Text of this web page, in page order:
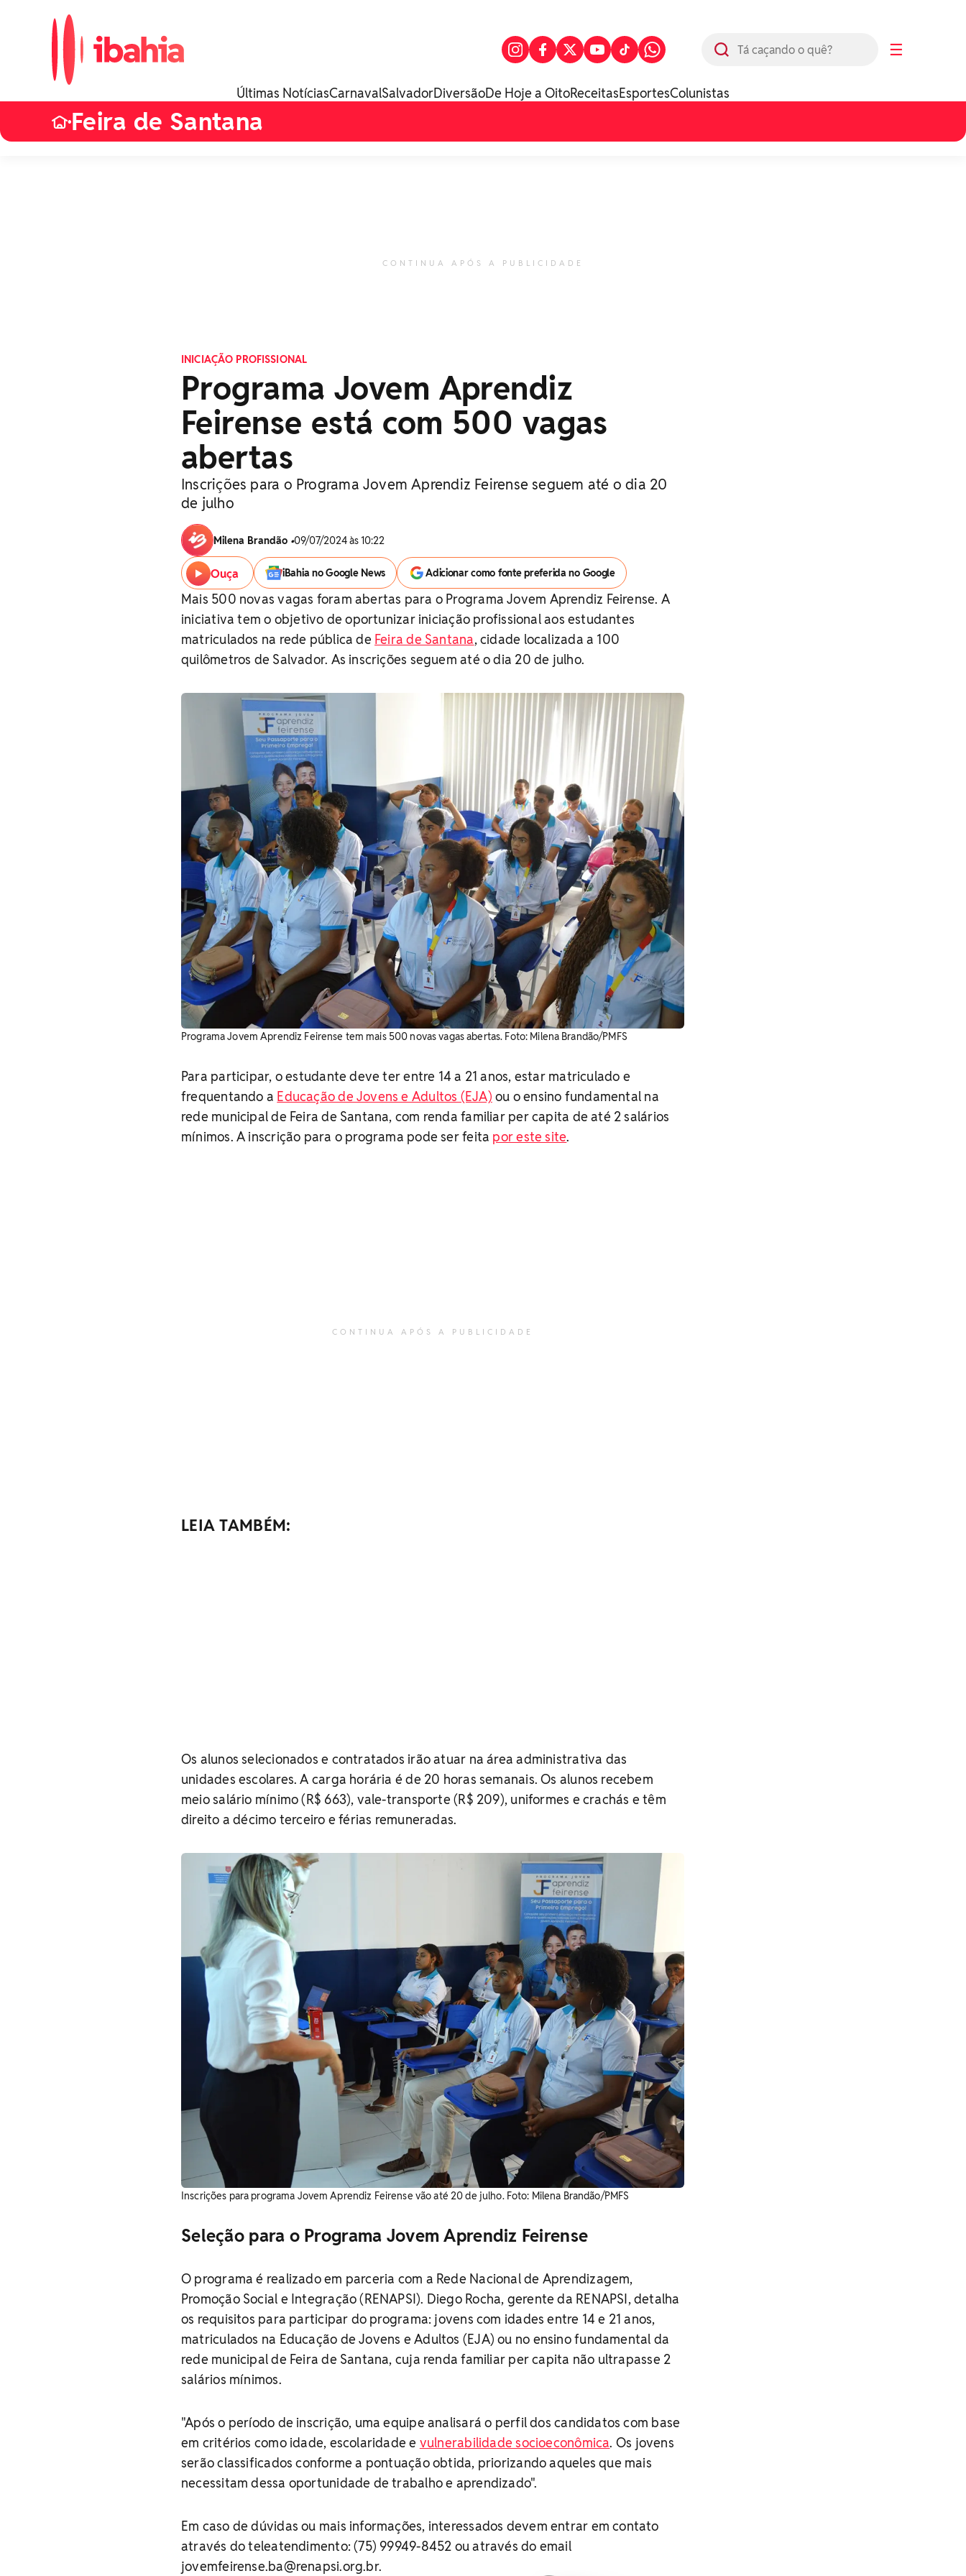
☰
Últimas NotíciasCarnavalSalvadorDiversãoDe Hoje a OitoReceitasEsportesColunistas
•Feira de Santana
CONTINUA APÓS A PUBLICIDADE
INICIAÇÃO PROFISSIONAL
Programa Jovem Aprendiz
Feirense está com 500 vagas
abertas
Inscrições para o Programa Jovem Aprendiz Feirense seguem até o dia 20
de julho
Milena Brandão •09/07/2024 às 10:22
Ouça iBahia no Google News Adicionar como fonte preferida no Google
Mais 500 novas vagas foram abertas para o Programa Jovem Aprendiz Feirense. A
iniciativa tem o objetivo de oportunizar iniciação profissional aos estudantes
matriculados na rede pública de Feira de Santana, cidade localizada a 100
quilômetros de Salvador. As inscrições seguem até o dia 20 de julho.
Programa Jovem Aprendiz Feirense tem mais 500 novas vagas abertas. Foto: Milena Brandão/PMFS
Para participar, o estudante deve ter entre 14 a 21 anos, estar matriculado e
frequentando a Educação de Jovens e Adultos (EJA) ou o ensino fundamental na
rede municipal de Feira de Santana, com renda familiar per capita de até 2 salários
mínimos. A inscrição para o programa pode ser feita por este site.
CONTINUA APÓS A PUBLICIDADE
LEIA TAMBÉM:
Os alunos selecionados e contratados irão atuar na área administrativa das
unidades escolares. A carga horária é de 20 horas semanais. Os alunos recebem
meio salário mínimo (R$ 663), vale-transporte (R$ 209), uniformes e crachás e têm
direito a décimo terceiro e férias remuneradas.
Inscrições para programa Jovem Aprendiz Feirense vão até 20 de julho. Foto: Milena Brandão/PMFS
Seleção para o Programa Jovem Aprendiz Feirense
O programa é realizado em parceria com a Rede Nacional de Aprendizagem,
Promoção Social e Integração (RENAPSI). Diego Rocha, gerente da RENAPSI, detalha
os requisitos para participar do programa: jovens com idades entre 14 e 21 anos,
matriculados na Educação de Jovens e Adultos (EJA) ou no ensino fundamental da
rede municipal de Feira de Santana, cuja renda familiar per capita não ultrapasse 2
salários mínimos.
"Após o período de inscrição, uma equipe analisará o perfil dos candidatos com base
em critérios como idade, escolaridade e vulnerabilidade socioeconômica. Os jovens
serão classificados conforme a pontuação obtida, priorizando aqueles que mais
necessitam dessa oportunidade de trabalho e aprendizado".
Em caso de dúvidas ou mais informações, interessados devem entrar em contato
através do teleatendimento: (75) 99949-8452 ou através do email
jovemfeirense.ba@renapsi.org.br.